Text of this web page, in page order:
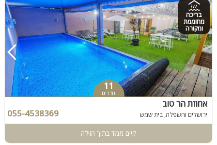
בריכה
מחוממת
ומקורה
11
חדרים
אחוזת הר טוב
ירושלים והשפלה, בית שמש 055-4538369
קיים ממד בתוך הוילה